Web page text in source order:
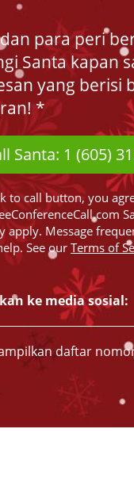
para peri
Santa kapan
yang berisi
*
Santa: 1 (605)
to call button, you
apply. Message
See our Terms of
ke media sosial:
daftar